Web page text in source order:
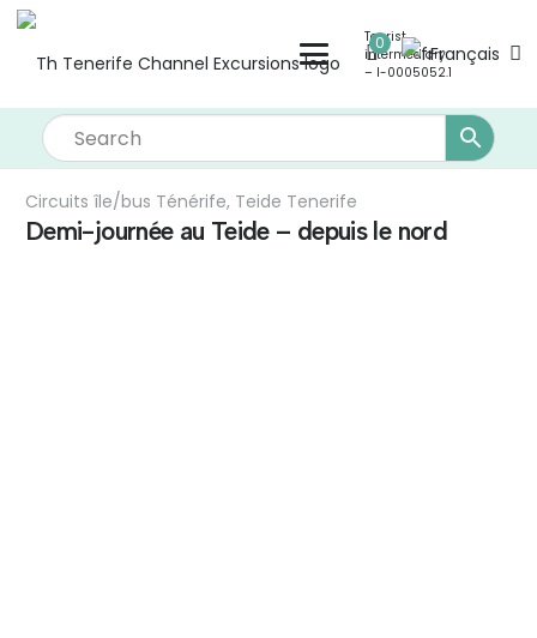
Tourist
intermediary
– I-0005052.1
0 Français
Circuits île/bus Ténérife, Teide Tenerife
Demi-journée au Teide – depuis le nord